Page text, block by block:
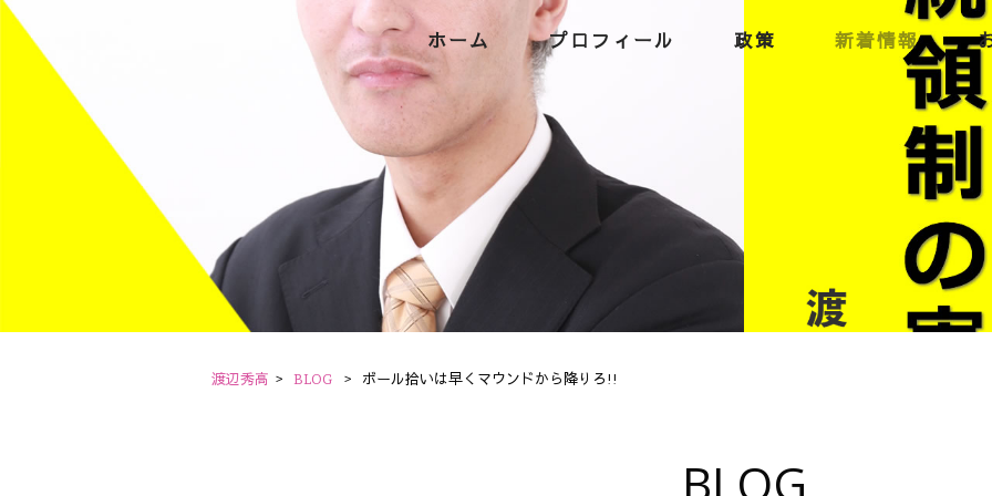
ホーム プロフィール 政策 新着情報
渡辺秀高 > BLOG > ボール拾いは早くマウンドから降りろ!!
BLOG